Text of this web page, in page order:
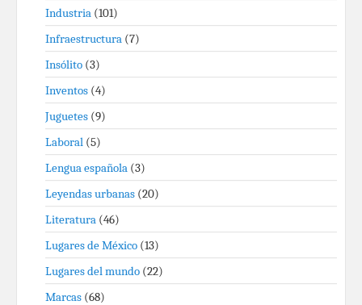
Industria (101)
Infraestructura (7)
Insólito (3)
Inventos (4)
Juguetes (9)
Laboral (5)
Lengua española (3)
Leyendas urbanas (20)
Literatura (46)
Lugares de México (13)
Lugares del mundo (22)
Marcas (68)